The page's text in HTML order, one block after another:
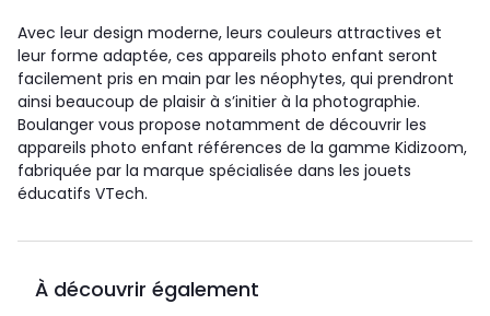
Avec leur design moderne, leurs couleurs attractives et
leur forme adaptée, ces appareils photo enfant seront
facilement pris en main par les néophytes, qui prendront
ainsi beaucoup de plaisir à s’initier à la photographie.
Boulanger vous propose notamment de découvrir les
appareils photo enfant références de la gamme Kidizoom,
fabriquée par la marque spécialisée dans les jouets
éducatifs VTech.
À découvrir également